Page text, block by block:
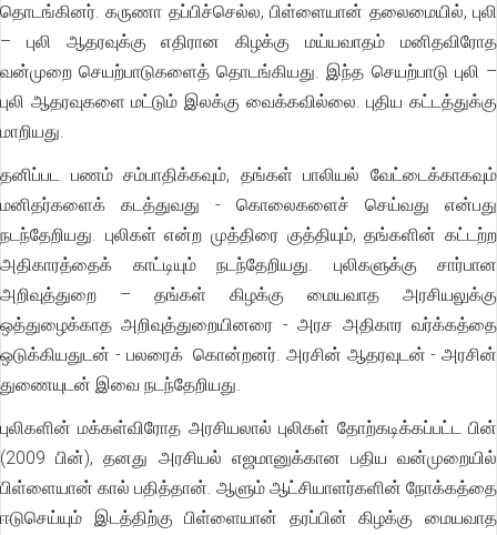
தொடங்கினர். கருணா தப்பிச்செல்ல, பிள்ளையான் தலைமையில், புலி
– புலி ஆதரவுக்கு எதிரான கிழக்கு மய்யவாதம் மனிதவிரோத
வன்முறை செயற்பாடுகளைத் தொடங்கியது. இந்த செயற்பாடு புலி –
புலி ஆதரவுகளை மட்டும் இலக்கு வைக்கவில்லை. புதிய கட்டத்துக்கு
மாறியது.
தனிப்பட பணம் சம்பாதிக்கவும், தங்கள் பாலியல் வேட்டைக்காகவும்
மனிதர்களைக் கடத்துவது - கொலைகளைச் செய்வது என்பது
நடந்தேறியது. புலிகள் என்ற முத்திரை குத்தியும், தங்களின் கட்டற்ற
அதிகாரத்தைக் காட்டியும் நடந்தேறியது. புலிகளுக்கு சார்பான
அறிவுத்துறை – தங்கள் கிழக்கு மையவாத அரசியலுக்கு
ஒத்துழைக்காத அறிவுத்துறையினரை - அரச அதிகார வர்க்கத்தை
ஒடுக்கியதுடன் - பலரைக் கொன்றனர். அரசின் ஆதரவுடன் - அரசின்
துணையுடன் இவை நடந்தேறியது.
புலிகளின் மக்கள்விரோத அரசியலால் புலிகள் தோற்கடிக்கப்பட்ட பின்
(2009 பின்), தனது அரசியல் எஜமானுக்கான பதிய வன்முறையில்
பிள்ளையான் கால் பதித்தான். ஆளும் ஆட்சியாளர்களின் நோக்கத்தை
ஈடுசெய்யும் இடத்திற்கு பிள்ளையான் தரப்பின் கிழக்கு மையவாத